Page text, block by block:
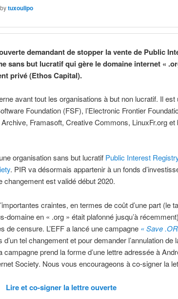
bytuxoulipo
demandant de stopper la vente de Public
sans but lucratif qui gère le domaine internet «
privé (Ethos Capital).
avant tout les organisations à but non lucratif. Il est
Foundation (FSF), l’Electronic Frontier
Framasoft, Creative Commons, LinuxFr.org et
organisation sans but lucratif Public Interest
. PIR va désormais appartenir à un fonds
changement est validé début 2020.
craintes, en termes de coût d’une part (le
domaine en « .org » était plafonné jusqu’à
de censure. L’EFF a lancé une campagne « Save
tel changement et pour demander l’annulation de
campagne prend la forme d’une lettre adressée à
Society. Nous vous encourageons à co-signer la
Lire et co-signer la lettre ouverte